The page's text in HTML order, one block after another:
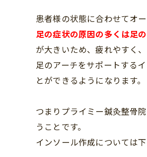
患者様の状態に合わせてオ
足の症状の原因の多くは足
が大きいため、疲れやすく
足のアーチをサポートする
とができるようになります。
つまりプライミー鍼灸整骨
うことです。
インソール作成については